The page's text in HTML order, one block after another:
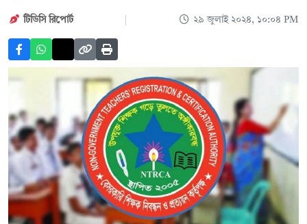
টিডিসি রিপোর্ট ২৯ জুলাই ২০২৪, ১০:০৪ PM